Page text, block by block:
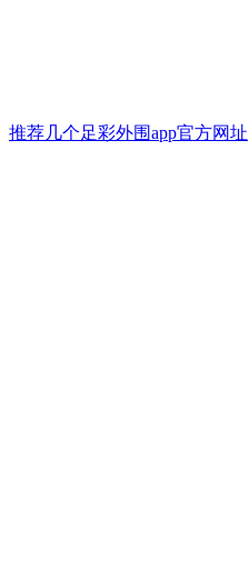
推荐几个足彩外围app官方网址